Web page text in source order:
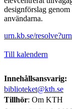
designförslag genom
användarna.
urn.kb.se/
Till kalendern
Innehållsansvarig:
biblioteket@kth.se
Tillhör: Om KTH